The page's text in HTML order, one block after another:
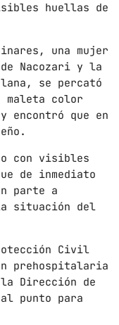
huellas de
una mujer
Nacozari y la
se percató
color
encontró que en
con visibles
de inmediato
parte a
situación del
Civil
prehospitalaria
Dirección de
punto para